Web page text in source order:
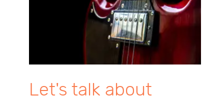
Let's talk about